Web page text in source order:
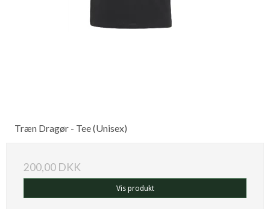
Træn Dragør - Tee (Unisex)
200,00 DKK
Vis produkt